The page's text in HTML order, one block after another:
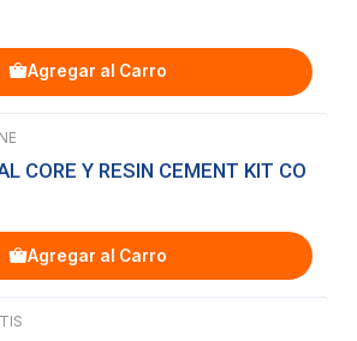
Agregar al Carro
CORE Y RESIN CEMENT KIT CO
Agregar al Carro